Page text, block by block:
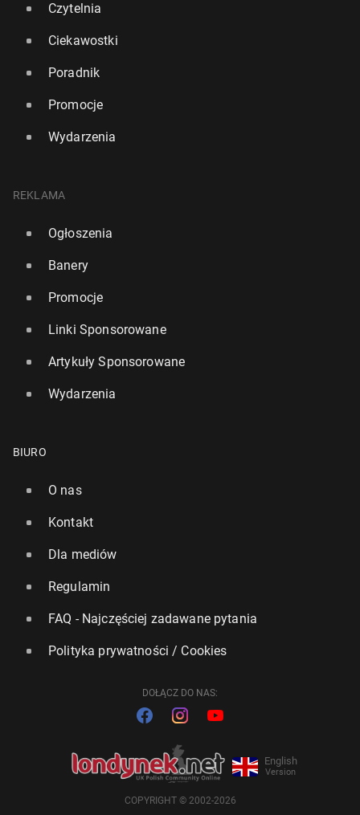
Czytelnia
Ciekawostki
Poradnik
Promocje
Wydarzenia
REKLAMA
Ogłoszenia
Banery
Promocje
Linki Sponsorowane
Artykuły Sponsorowane
Wydarzenia
BIURO
O nas
Kontakt
Dla mediów
Regulamin
FAQ - Najczęściej zadawane pytania
Polityka prywatności / Cookies
DOŁĄCZ DO NAS:
English
Version
COPYRIGHT © 2002-2026